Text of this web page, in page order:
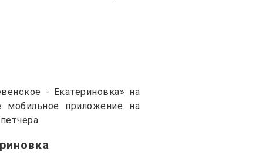
- Екатериновка» на
мобильное приложение на